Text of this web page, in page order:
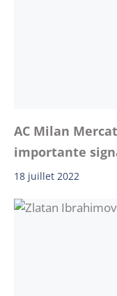
AC Milan
importante
18 juillet 2022